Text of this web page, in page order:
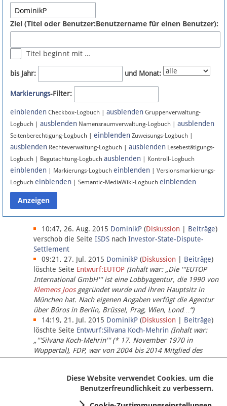
Fehler melden
Newsletter
Bluesky
Facebook
Instagram
Anmelden
Datenschutz
Über Lobbypedia
Impressum
Ziel (Titel oder Benutzer:Benutzername für einen Benutzer):
Titel beginnt mit …
bis Jahr: und Monat:
Markierungs-Filter:
einblenden Checkbox-Logbuch | ausblenden Gruppenverwaltung-
Logbuch | ausblenden Namensraumverwaltung-Logbuch | ausblenden
Seitenberechtigung-Logbuch | einblenden Zuweisungs-Logbuch |
ausblenden Rechteverwaltung-Logbuch | ausblenden Lesebestätigungs-
Logbuch | Begutachtung-Logbuch ausblenden | Kontroll-Logbuch
einblenden | Markierungs-Logbuch einblenden | Versionsmarkierungs-
Logbuch einblenden | Semantic-MediaWiki-Logbuch einblenden
10:47, 26. Aug. 2015 DominikP (Diskussion Beiträge)
verschob die Seite ISDS nach Investor-State-Dispute-
Settlement
09:21, 27. Jul. 2015 DominikP (Diskussion Beiträge)
löschte Seite Entwurf:EUTOP (Inhalt war: „Die '''EUTOP
International GmbH''' ist eine Lobbyagentur, die 1990 von
Klemens Joosgegründet wurde und ihren Hauptsitz in
München hat. Nach eigenen Angaben verfügt die Agentur
über Büros in Berlin, Brüssel, Prag, Wien, Lond…“)
14:19, 21. Jul. 2015 DominikP (Diskussion Beiträge)
löschte Seite Entwurf:Silvana Koch-Mehrin (Inhalt war:
„'''Silvana Koch-Mehrin''' (* 17. November 1970 in
Wuppertal), FDP, war von 2004 bis 2014 Mitglied des
Europäischen Parlaments, seit November 2014 ist sie für
Diese Website verwendet Cookies, um die
Benutzerfreundlichkeit zu verbessern.